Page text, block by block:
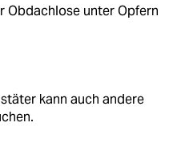
Obdachlose unter Opfern
kann auch andere